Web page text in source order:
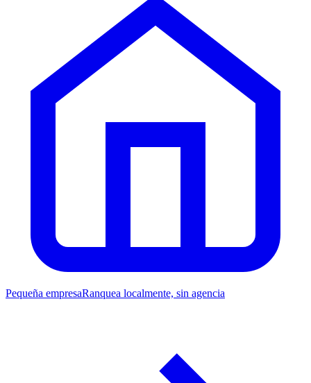
Pequeña empresaRanquea localmente, sin agencia